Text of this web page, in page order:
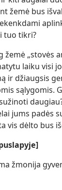
žemė bus
tuo tikri?
„stovės
laiku visi
ir džiaugsis
sąlygomis.
jums padės
vis dėlto bus
žmonija